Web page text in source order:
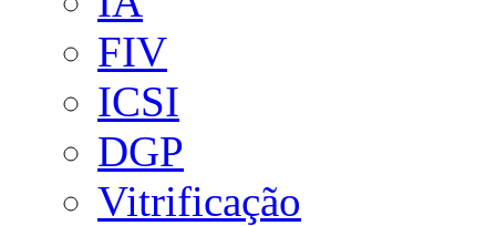
FIV
ICSI
DGP
Vitrificação